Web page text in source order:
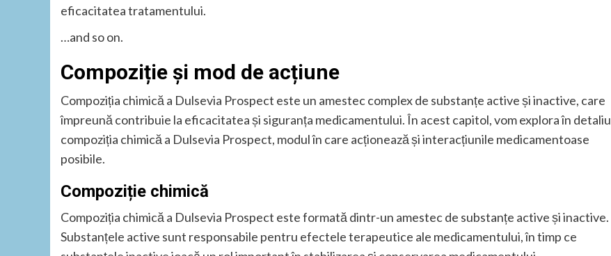
eficacitatea tratamentului.
…and so on.
Compoziție și mod de acțiune
Compoziția chimică a Dulsevia Prospect este un amestec complex de substanțe active și inactive, care
împreună contribuie la eficacitatea și siguranța medicamentului. În acest capitol, vom explora în detaliu
compoziția chimică a Dulsevia Prospect, modul în care acționează și interacțiunile medicamentoase
posibile.
Compoziție chimică
Compoziția chimică a Dulsevia Prospect este formată dintr-un amestec de substanțe active și inactive.
Substanțele active sunt responsabile pentru efectele terapeutice ale medicamentului, în timp ce